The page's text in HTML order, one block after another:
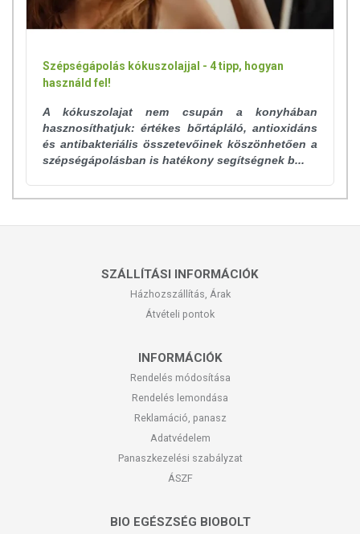
Szépségápolás kókuszolajjal - 4 tipp, hogyan
használd fel!
A kókuszolajat nem csupán a konyhában
hasznosíthatjuk: értékes bőrtápláló, antioxidáns
és antibakteriális összetevőinek köszönhetően a
szépségápolásban is hatékony segítségnek b...
SZÁLLÍTÁSI INFORMÁCIÓK
Házhozszállítás, Árak
Átvételi pontok
INFORMÁCIÓK
Rendelés módosítása
Rendelés lemondása
Reklamáció, panasz
Adatvédelem
Panaszkezelési szabályzat
ÁSZF
BIO EGÉSZSÉG BIOBOLT